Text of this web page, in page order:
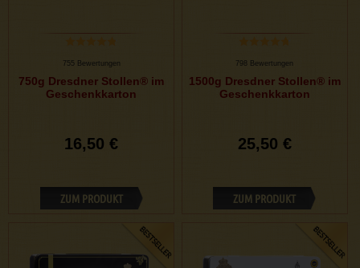
755 Bewertungen
750g Dresdner Stollen® im
Geschenkkarton
16,50 €
ZUM PRODUKT
798 Bewertungen
1500g Dresdner Stollen® im
Geschenkkarton
25,50 €
ZUM PRODUKT